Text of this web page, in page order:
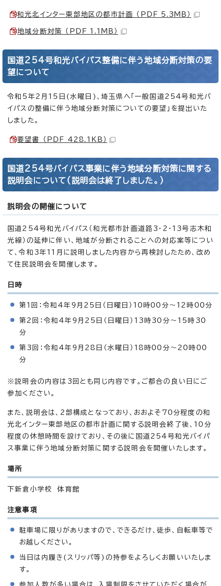
和光北インター東部地区の都市計画 （PDF 5.3MB）
地域分断対策 （PDF 1.1MB）
国道254号和光バイパス整備に伴う地域分断対策の要
望について
令和5年2月15日(水曜日)、埼玉県へ「一般国道254号和光バ
イパスの整備に伴う地域分断対策についての要望」を提出いた
しました。
要望書 （PDF 428.1KB）
国道254号バイパス事業に伴う地域分断対策に関する
説明会について(説明会は終了しました。)
説明会の開催について
国道254号和光バイパス（和光都市計画道路3・2・13号志木和
光線）の延伸に伴い、地域が分断されることへの対応案等につい
て、令和3年11月に説明しました内容から再検討したため、改め
て住民説明会を開催します。
日時
第1回：令和4年9月25日（日曜日）10時00分～12時00分
第2回：令和4年9月25日（日曜日）13時30分～15時30
分
第3回：令和4年9月28日（水曜日）18時00分～20時00
分
※説明会の内容は3回とも同じ内容です。ご都合の良い日にご
参加ください。
また、説明会は、2部構成となっており、おおよそ70分程度の和
光北インター東部地区の都市計画に関する説明会終了後、10分
程度の休憩時間を設けており、その後に国道254号和光バイパ
ス事業に伴う地域分断対策に関する説明会を開催いたします。
場所
下新倉小学校 体育館
注意事項
駐車場に限りがありますので、できるだけ、徒歩、自転車等で
お越しください。
当日は内履き(スリッパ等)の持参をよろしくお願いいたしま
す。
参加人数が多い場合は、入場制限をさせていただく場合が